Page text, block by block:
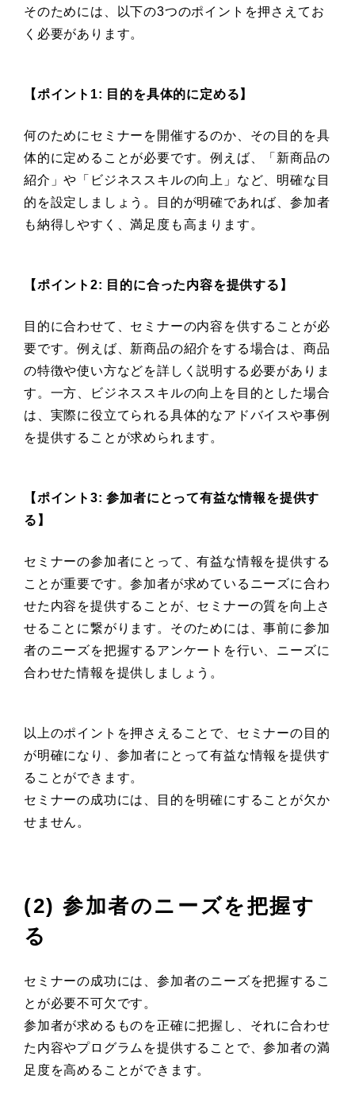
そのためには、以下の3つのポイントを押さえてお
く必要があります。
【ポイント1: 目的を具体的に定める】
何のためにセミナーを開催するのか、その目的を具
体的に定めることが必要です。例えば、「新商品の
紹介」や「ビジネススキルの向上」など、明確な目
的を設定しましょう。目的が明確であれば、参加者
も納得しやすく、満足度も高まります。
【ポイント2: 目的に合った内容を提供する】
目的に合わせて、セミナーの内容を供することが必
要です。例えば、新商品の紹介をする場合は、商品
の特徴や使い方などを詳しく説明する必要がありま
す。一方、ビジネススキルの向上を目的とした場合
は、実際に役立てられる具体的なアドバイスや事例
を提供することが求められます。
【ポイント3: 参加者にとって有益な情報を提供す
る】
セミナーの参加者にとって、有益な情報を提供する
ことが重要です。参加者が求めているニーズに合わ
せた内容を提供することが、セミナーの質を向上さ
せることに繋がります。そのためには、事前に参加
者のニーズを把握するアンケートを行い、ニーズに
合わせた情報を提供しましょう。
以上のポイントを押さえることで、セミナーの目的
が明確になり、参加者にとって有益な情報を提供す
ることができます。
セミナーの成功には、目的を明確にすることが欠か
せません。
(2) 参加者のニーズを把握す
る
セミナーの成功には、参加者のニーズを把握するこ
とが必要不可欠です。
参加者が求めるものを正確に把握し、それに合わせ
た内容やプログラムを提供することで、参加者の満
足度を高めることができます。